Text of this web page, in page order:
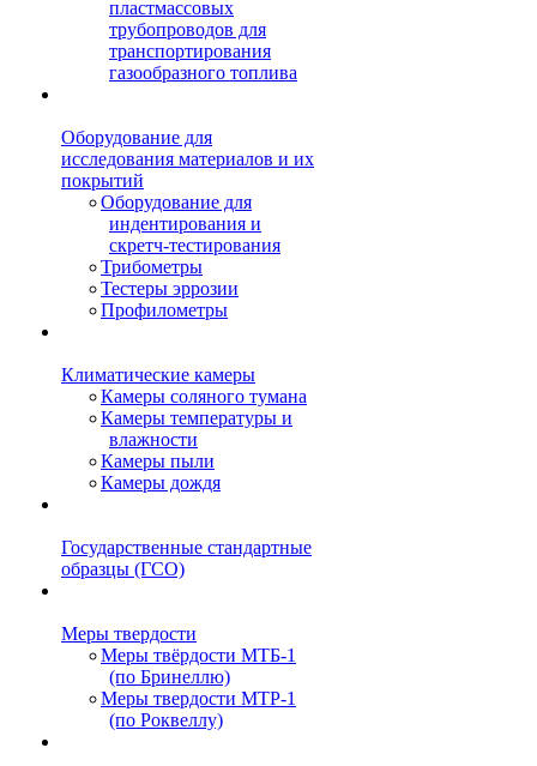
пластмассовых
трубопроводов для
транспортирования
газообразного топлива
Оборудование для
исследования материалов и их
покрытий
Оборудование для
индентирования и
скретч-тестирования
Трибометры
Тестеры эррозии
Профилометры
Климатические камеры
Камеры соляного тумана
Камеры температуры и
влажности
Камеры пыли
Камеры дождя
Государственные стандартные
образцы (ГСО)
Меры твердости
Меры твёрдости МТБ-1
(по Бринеллю)
Меры твердости МТР-1
(по Роквеллу)